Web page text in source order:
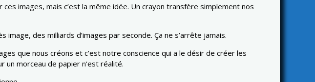
images, mais c’est la même idée. Un crayon transfère simplement nos
des milliards d’images par seconde. Ça ne s’arrête jamais.
que nous créons et c’est notre conscience qui a le désir de créer les
un morceau de papier n’est réalité.